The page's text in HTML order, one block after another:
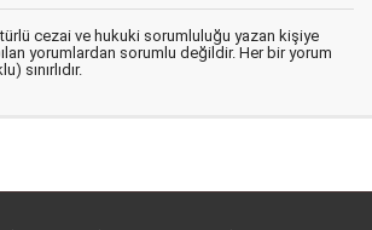
türlü cezai ve hukuki sorumluluğu yazan kişiye
yorumlardan sorumlu değildir. Her bir yorum
sınırlıdır.